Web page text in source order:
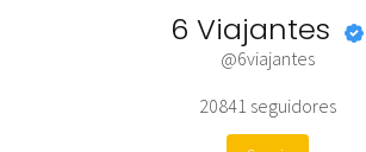
6 Viajantes
@6viajantes
20841 seguidores